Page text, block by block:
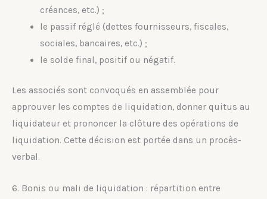
créances, etc.) ;
le passif réglé (dettes fournisseurs, fiscales,
sociales, bancaires, etc.) ;
le solde final, positif ou négatif.
Les associés sont convoqués en assemblée pour
approuver les comptes de liquidation, donner quitus au
liquidateur et prononcer la clôture des opérations de
liquidation. Cette décision est portée dans un procès-
verbal.
6. Bonis ou mali de liquidation : répartition entre